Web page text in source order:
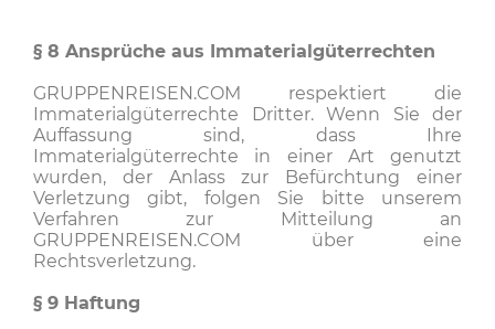
§ 8 Ansprüche aus Immaterialgüterrechten
GRUPPENREISEN.COM respektiert die
Immaterialgüterrechte Dritter. Wenn Sie der
Auffassung sind, dass Ihre
Immaterialgüterrechte in einer Art genutzt
wurden, der Anlass zur Befürchtung einer
Verletzung gibt, folgen Sie bitte unserem
Verfahren zur Mitteilung an
GRUPPENREISEN.COM über eine
Rechtsverletzung.
§ 9 Haftung